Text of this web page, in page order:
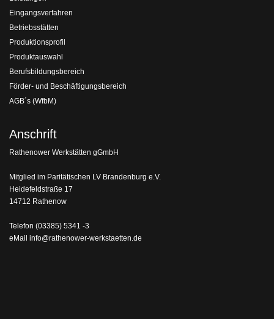
Eingangsverfahren
Betriebsstätten
Produktionsprofil
Produktauswahl
Berufsbildungsbereich
Förder- und Beschäftigungsbereich
AGB´s (WfbM)
Anschrift
Rathenower Werkstätten gGmbH
Mitglied im Paritätischen LV Brandenburg e.V.
Heidefeldstraße 17
14712 Rathenow
Telefon (03385) 5341 -3
eMail info@rathenower-werkstaetten.de